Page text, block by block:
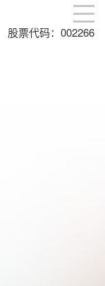
股票代码：002266